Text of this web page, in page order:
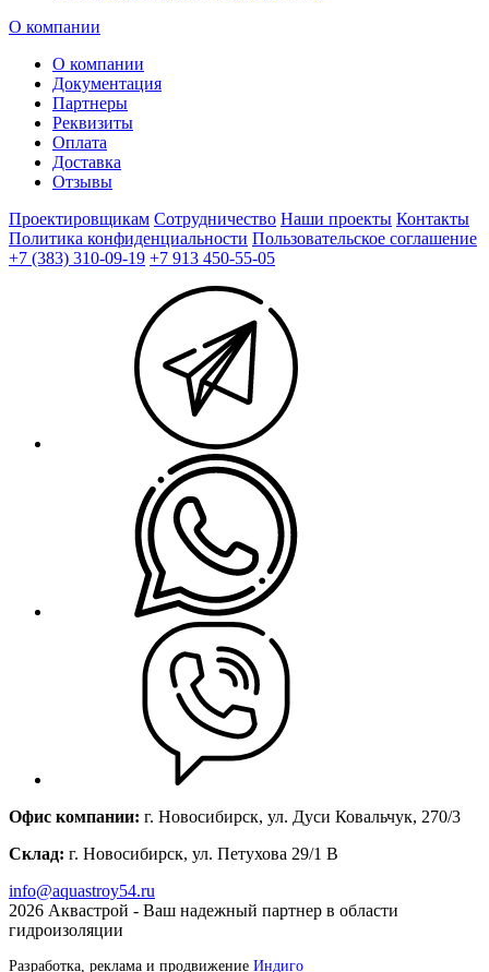
О компании
О компании
Документация
Партнеры
Реквизиты
Оплата
Доставка
Отзывы
Проектировщикам Сотрудничество Наши проекты Контакты
Политика конфиденциальности Пользовательское соглашение
+7 (383) 310-09-19 +7 913 450-55-05
Офис компании: г. Новосибирск, ул. Дуси Ковальчук, 270/3
Склад: г. Новосибирск, ул. Петухова 29/1 В
info@aquastroy54.ru
2026 Аквастрой - Ваш надежный партнер в области
гидроизоляции
Разработка, реклама и продвижение Индиго